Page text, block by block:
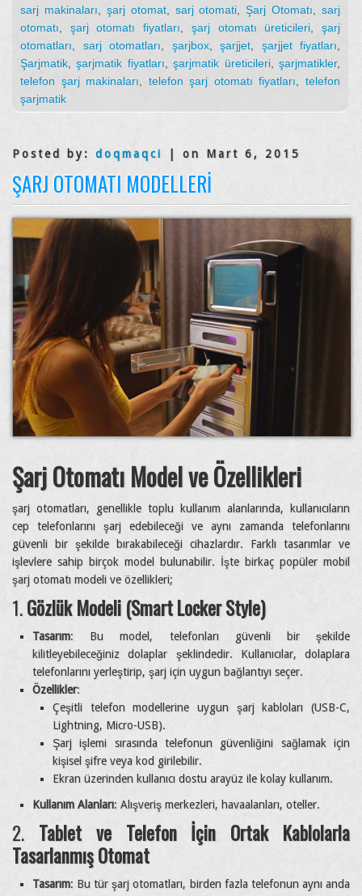
sarj makinaları, şarj otomat, sarj otomati,Şarj Otomatı, sarj
otomatı, şarj otomatı fiyatları, şarj otomatı üreticileri,şarj
otomatları, sarj otomatları, şarjbox, şarjjet, şarjjet fiyatları,
Şarjmatik,şarjmatik fiyatları,şarjmatik üreticileri,şarjmatikler,
telefon şarj makinaları, telefon şarj otomatı fiyatları,telefon
şarjmatik
Posted by: doqmaqci | on Mart 6, 2015
ŞARJ OTOMATI MODELLERI
Şarj Otomatı Model ve Özellikleri
şarj otomatları, genellikle toplu kullanım alanlarında, kullanıcıların
cep telefonlarını şarj edebileceği ve aynı zamanda telefonlarını
güvenli bir şekilde bırakabileceği cihazlardır. Farklı tasarımlar ve
işlevlere sahip birçok model bulunabilir. İşte birkaç popüler mobil
şarj otomatı modeli ve özellikleri;
1.Gözlük Modeli (Smart Locker Style)
Tasarım: Bu model, telefonları güvenli bir şekilde
kilitleyebileceğiniz dolaplar şeklindedir. Kullanıcılar, dolaplara
telefonlarını yerleştirip, şarj için uygun bağlantıyı seçer.
Özellikler:
Çeşitli telefon modellerine uygun şarj kabloları (USB-C,
Lightning, Micro-USB).
Şarj işlemi sırasında telefonun güvenliğini sağlamak için
kişisel şifre veya kod girilebilir.
Ekran üzerinden kullanıcı dostu arayüz ile kolay kullanım.
Kullanım Alanları: Alışveriş merkezleri, havaalanları, oteller.
2. Tablet ve Telefon İçin Ortak Kablolarla
Tasarlanmış Otomat
Tasarım: Bu tür şarj otomatları, birden fazla telefonun aynı anda